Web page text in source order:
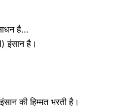
है…
इंसान है।
की हिम्मत भरती है।